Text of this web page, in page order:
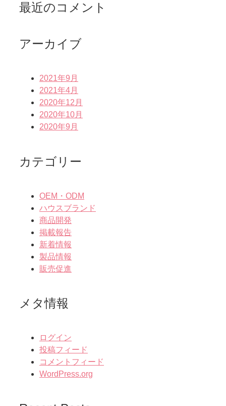
最近のコメント
アーカイブ
2021年9月
2021年4月
2020年12月
2020年10月
2020年9月
カテゴリー
OEM・ODM
ハウスブランド
商品開発
掲載報告
新着情報
製品情報
販売促進
メタ情報
ログイン
投稿フィード
コメントフィード
WordPress.org